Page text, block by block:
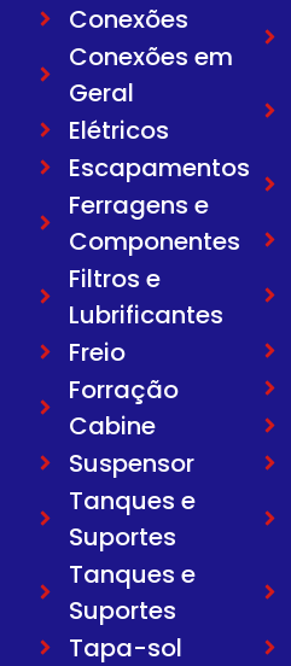
Conexões
Conexões em
Geral
Elétricos
Escapamentos
Ferragens e
Componentes
Filtros e
Lubrificantes
Freio
Forração
Cabine
Suspensor
Tanques e
Suportes
Tanques e
Suportes
Tapa-sol